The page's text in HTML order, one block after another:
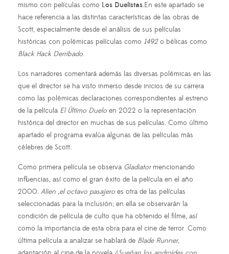
mismo con películas como Los Duelistas.En este apartado se
hace referencia a las distintas características de las obras de
Scott, especialmente desde el análisis de sus películas
históricas con polémicas películas como 1492o bélicas como
Black Hack Derribado.
Los narradores comentará además las diversas polémicas en las
que el director se ha visto inmerso desde inicios de su carrera
como las polémicas declaraciones correspondientes al estreno
de la película El Último Duelo en 2022 o la representación
histórica del director en muchas de sus películas. Como último
apartado el programa evalúa algunas de las películas más
célebres de Scott.
Como primera película se observa Gladiatormencionando
influencias, así como el gran éxito de la película en el año
2000. Alien ,el octavo pasajero es otra de las películas
seleccionadas para la inclusión; en ella se observarán la
condición de película de culto que ha obtenido el filme, así
como la importancia de esta obra para el cine de terror .Como
última película a analizar se hablará de Blade Runner,